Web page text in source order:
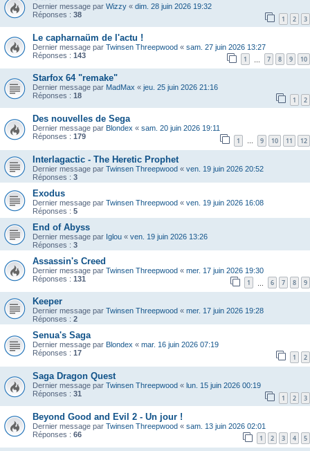
Dernier message par Wizzy « dim. 28 juin 2026 19:32
Réponses : 38 1 2 3
Le capharnaüm de l'actu !
Dernier message par Twinsen Threepwood « sam. 27 juin 2026 13:27
Réponses : 143 1 7 8 9 10
Starfox 64 "remake"
Dernier message par MadMax « jeu. 25 juin 2026 21:16
Réponses : 18 1 2
Des nouvelles de Sega
Dernier message par Blondex « sam. 20 juin 2026 19:11
Réponses : 179 1 … 9 10 11 12
Interlagactic - The Heretic Prophet
Dernier message par Twinsen Threepwood « ven. 19 juin 2026 20:52
Réponses : 3
Exodus
Dernier message par Twinsen Threepwood « ven. 19 juin 2026 16:08
Réponses : 5
End of Abyss
Dernier message par Iglou « ven. 19 juin 2026 13:26
Réponses : 3
Assassin's Creed
Dernier message par Twinsen Threepwood « mer. 17 juin 2026 19:30
Réponses : 131 1 6 7 8 9
Keeper
Dernier message par Twinsen Threepwood « mer. 17 juin 2026 19:28
Réponses : 2
Senua's Saga
Dernier message par Blondex « mar. 16 juin 2026 07:19
Réponses : 17 1 2
Saga Dragon Quest
Dernier message par Twinsen Threepwood « lun. 15 juin 2026 00:19
Réponses : 31 1 2 3
Beyond Good and Evil 2 - Un jour !
Dernier message par Twinsen Threepwood « sam. 13 juin 2026 02:01
Réponses : 66 1 2 3 4 5